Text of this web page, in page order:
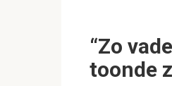
“Zo
toonde